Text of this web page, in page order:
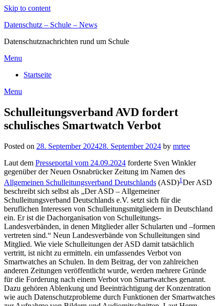
Skip to content
Datenschutz – Schule – News
Datenschutznachrichten rund um Schule
Menu
Startseite
Menu
Schulleitungsverband AVD fordert
schulisches Smartwatch Verbot
Posted on 28. September 202428. September 2024 by mrtee
Laut dem Presseportal vom 24.09.2024 forderte Sven Winkler
gegenüber der Neuen Osnabrücker Zeitung im Namen des
Allgemeinen Schulleitungsverband Deutschlands (ASD)1 Der ASD
beschreibt sich selbst als „Der ASD – Allgemeiner
Schulleitungsverband Deutschlands e.V. setzt sich für die
beruflichen Interessen von Schulleitungsmitgliedern in Deutschland
ein. Er ist die Dachorganisation von Schulleitungs-
Landesverbänden, in denen Mitglieder aller Schularten und –formen
vertreten sind.“ Neun Landesverbände von Schulleitungen sind
Mitglied. Wie viele Schulleitungen der ASD damit tatsächlich
vertritt, ist nicht zu ermitteln. ein umfassendes Verbot von
Smartwatches an Schulen. In dem Beitrag, der von zahlreichen
anderen Zeitungen veröffentlicht wurde, werden mehrere Gründe
für die Forderung nach einem Verbot von Smartwatches genannt.
Dazu gehören Ablenkung und Beeinträchtigung der Konzentration
wie auch Datenschutzprobleme durch Funktionen der Smartwatches